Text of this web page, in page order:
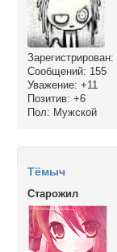
Зарегистрирован:
Сообщений: 155
Уважение: +11
Позитив: +6
Пол: Мужской
Тёмыч
Cтарожил